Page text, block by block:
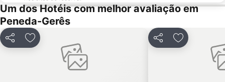
Pavilhão de Hóquei em Patins Riba de Ave Hóquei Clube
Barragem de Vilarinho das Furnas
Igreja de Joane
Paróquia São Miguel das Caldas de Vizela
Mosteiro de Landim
Citânia de Briteiros
Núcleo Ferroviário de Arco de Baúlhe
Trilho do Vale do Teixeira
Um dos Hotéis com melhor avaliação em
Peneda-Gerês
PartilharAdicionar aos favoritos PartilharAdicionar